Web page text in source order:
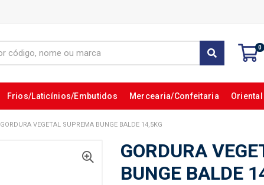
0
Frios/Laticínios/Embutidos Mercearia/Confeitaria Oriental
GORDURA VEGETAL SUPREMA BUNGE BALDE 14,5KG
GORDURA
BUNGE BALDE